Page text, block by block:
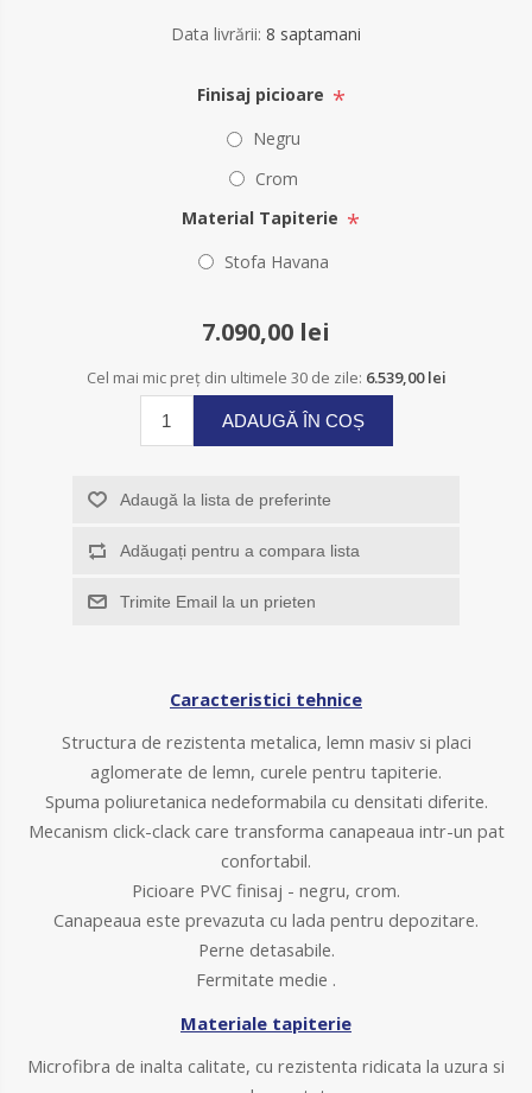
Data livrării: 8 saptamani
Finisaj picioare *
Negru
Crom
Material Tapiterie *
Stofa Havana
7.090,00 lei
Cel mai mic preț din ultimele 30 de zile: 6.539,00 lei
ADAUGĂ ÎN COȘ
Adaugă la lista de preferinte
Adăugați pentru a compara lista
Trimite Email la un prieten
Caracteristici tehnice
Structura de rezistenta metalica, lemn masiv si placi
aglomerate de lemn, curele pentru tapiterie.
Spuma poliuretanica nedeformabila cu densitati diferite.
Mecanism click-clack care transforma canapeaua intr-un pat
confortabil.
Picioare PVC finisaj - negru, crom.
Canapeaua este prevazuta cu lada pentru depozitare.
Perne detasabile.
Fermitate medie .
Materiale tapiterie
Microfibra de inalta calitate, cu rezistenta ridicata la uzura si